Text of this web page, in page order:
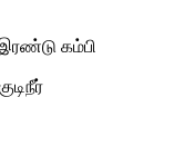
கம்பி